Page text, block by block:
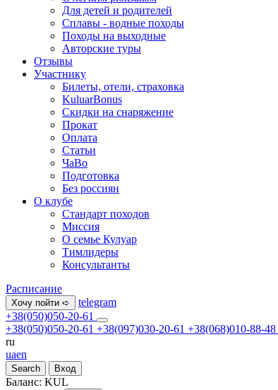
Для детей и родителей
Сплавы - водные походы
Походы на выходные
Авторские туры
Отзывы
Участнику
Билеты, отели, страховка
KuluarBonus
Скидки на снаряжение
Прокат
Оплата
Статьи
ЧаВо
Подготовка
Без россиян
О клубе
Стандарт походов
Миссия
О семье Кулуар
Тимлидеры
Консультанты
Расписание
Хочу пойти ➪
telegram
+38(050)050-20-61
+38(050)050-20-61 +38(097)030-20-61 +38(068)010-88-48
ru
uaen
Search Вход
Баланс: KUL